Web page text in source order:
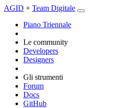
AGID + Team Digitale
Piano Triennale
Le community
Developers
Designers
Gli strumenti
Forum
Docs
GitHub